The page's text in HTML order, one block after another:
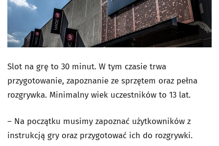
Slot na grę to 30 minut. W tym czasie trwa
przygotowanie, zapoznanie ze sprzętem oraz pełna
rozgrywka. Minimalny wiek uczestników to 13 lat.
– Na początku musimy zapoznać użytkowników z
instrukcją gry oraz przygotować ich do rozgrywki.